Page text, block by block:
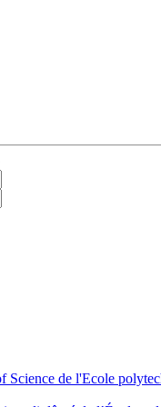
Science de l'Ecole